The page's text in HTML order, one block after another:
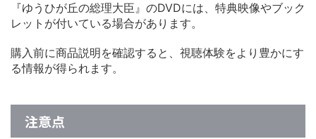
『ゆうひが丘の総理大臣』のDVDには、特典映像やブック
レットが付いている場合があります。
購入前に商品説明を確認すると、視聴体験をより豊かにす
る情報が得られます。
注意点